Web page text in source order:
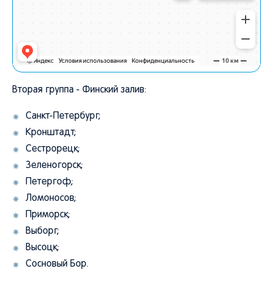
Вторая группа - Финский залив:
Санкт-Петербург;
Кронштадт;
Сестрорецк;
Зеленогорск;
Петергоф;
Ломоносов;
Приморск;
Выборг;
Высоцк;
Сосновый Бор.